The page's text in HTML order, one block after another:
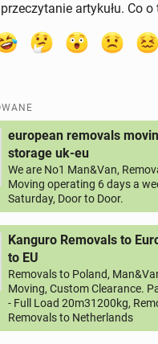
artykułu. Co
european removals
storage uk-eu
We are No1 Man&Van,
Moving operating 6 days a
Saturday, Door to Door.
Kanguro Removals to
to EU
Removals to Poland,
Moving, Custom Clearance.
- Full Load 20m31200kg,
Removals to Netherlands